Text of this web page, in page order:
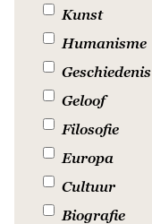
Kunst
Humanisme
Geschiedenis
Geloof
Filosofie
Europa
Cultuur
Biografie